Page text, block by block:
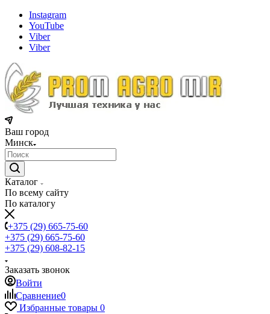
Instagram
YouTube
Viber
Viber
Ваш город
Минск
Каталог
По всему сайту
По каталогу
+375 (29) 665-75-60
+375 (29) 665-75-60
+375 (29) 608-82-15
Заказать звонок
Войти
Сравнение0
Избранные товары 0